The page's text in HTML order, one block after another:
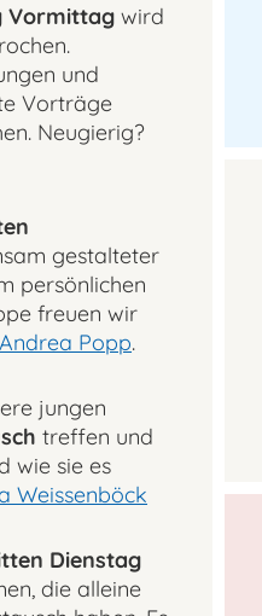
Vormittag wird
und
Vorträge
Neugierig?
gestalteter
persönlichen
freuen wir
Andrea Popp.
jungen
treffen und
wie sie es
Weissenböck
Dienstag
die alleine